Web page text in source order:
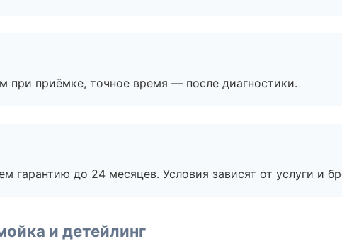
при приёмке, точное время — после диагностики.
гарантию до 24 месяцев. Условия зависят от услуги и
и детейлинг